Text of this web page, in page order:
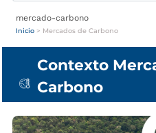
mercado-carbono
Inicio > Mercados de Carbono
Contexto
Carbono